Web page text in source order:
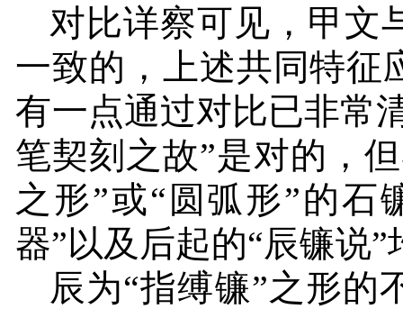
对比详察可见，甲文
一致的，上述共同特征
有一点通过对比已非常
笔契刻之故”是对的，
之形”或“圆弧形”的石
器”以及后起的“辰镰说
辰为“指缚镰”之形的